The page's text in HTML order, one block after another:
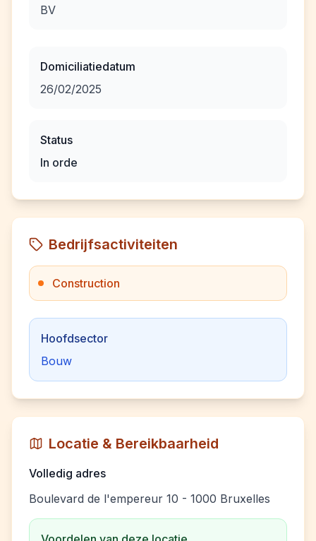
BV
Domiciliatiedatum
26/02/2025
Status
In orde
Bedrijfsactiviteiten
Construction
Hoofdsector
Bouw
Locatie & Bereikbaarheid
Volledig adres
Boulevard de l'empereur 10 - 1000 Bruxelles